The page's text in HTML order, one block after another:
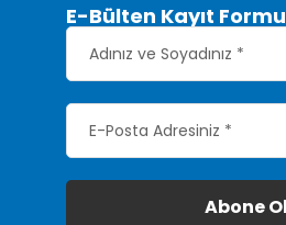
E-Bülten Kayıt Formu